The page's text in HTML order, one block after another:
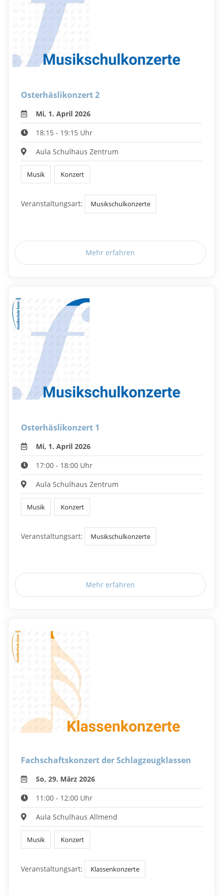
Osterhäslikonzert 2
Mi, 1. April 2026
18:15 - 19:15 Uhr
Aula Schulhaus Zentrum
Musik Konzert
Veranstaltungsart: Musikschulkonzerte
Mehr erfahren
Osterhäslikonzert 1
Mi, 1. April 2026
17:00 - 18:00 Uhr
Aula Schulhaus Zentrum
Musik Konzert
Veranstaltungsart: Musikschulkonzerte
Mehr erfahren
Fachschaftskonzert der Schlagzeugklassen
So, 29. März 2026
11:00 - 12:00 Uhr
Aula Schulhaus Allmend
Musik Konzert
Veranstaltungsart: Klassenkonzerte